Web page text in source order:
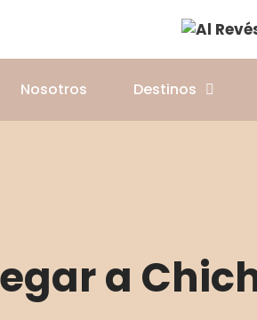
Nosotros Destinos
a